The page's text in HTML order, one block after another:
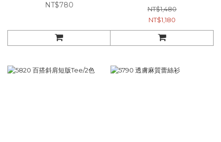
NT$780
NT$1,480
NT$1,180